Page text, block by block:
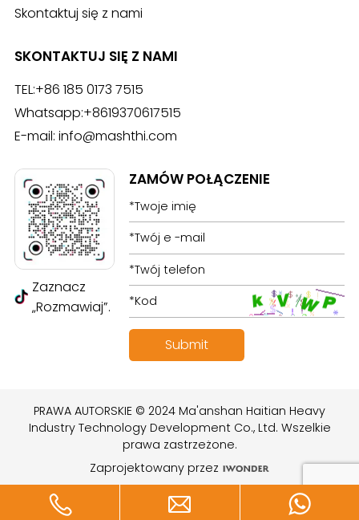
Skontaktuj się z nami
SKONTAKTUJ SIĘ Z NAMI
TEL:+86 185 0173 7515
Whatsapp:+8619370617515
E-mail: info@mashthi.com
Zaznacz
„Rozmawiaj”.
ZAMÓW POŁĄCZENIE
PRAWA AUTORSKIE © 2024 Ma'anshan Haitian Heavy
Industry Technology Development Co., Ltd. Wszelkie
prawa zastrzeżone.
Zaprojektowany przez